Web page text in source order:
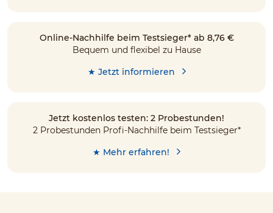
Online-Nachhilfe beim Testsieger* ab 8,76 €
Bequem und flexibel zu Hause
★ Jetzt informieren
Jetzt kostenlos testen: 2 Probestunden!
2 Probestunden Profi-Nachhilfe beim Testsieger*
★ Mehr erfahren!